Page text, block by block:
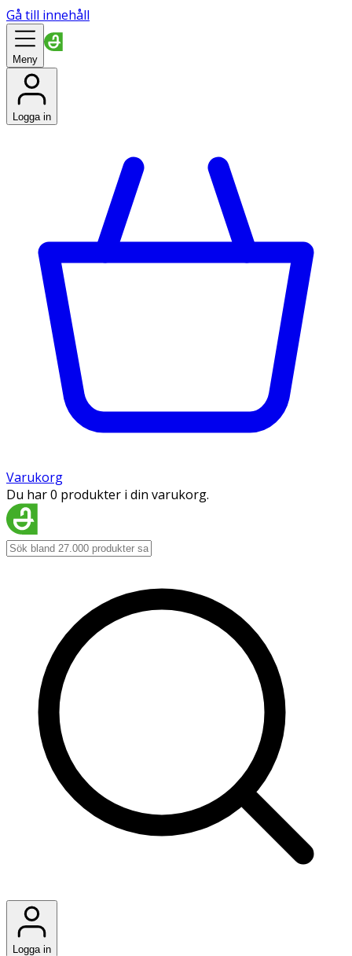
Gå till innehåll
Meny
Logga in
Varukorg
Du har 0 produkter i din varukorg.
Logga in